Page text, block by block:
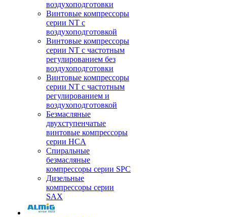
воздухоподготовки
Винтовые компрессоры
серии NT c
воздухоподготовкой
Винтовые компрессоры
серии NT с частотным
регулированием без
воздухоподготовки
Винтовые компрессоры
серии NT с частотным
регулированием и
воздухоподготовкой
Безмасляные
двухступенчатые
винтовые компрессоры
серии HCA
Спиральные
безмасляные
компрессоры серии SPC
Дизельные
компрессоры серии
SAX